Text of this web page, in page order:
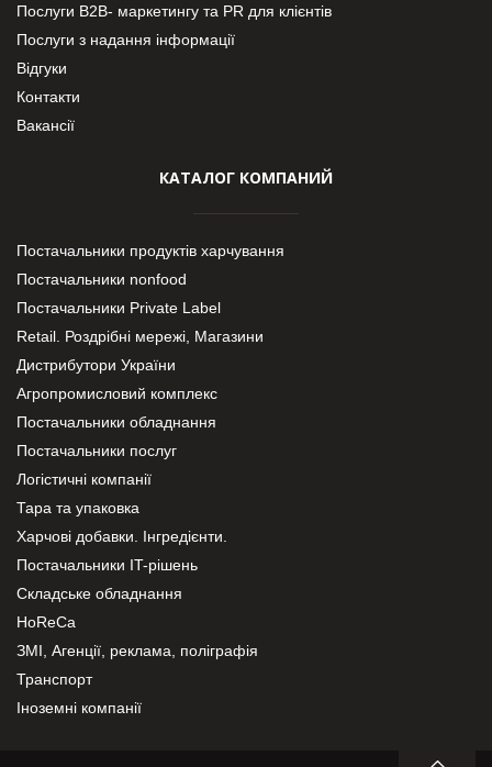
Послуги В2В- маркетингу та PR для клієнтів
Послуги з надання інформації
Відгуки
Контакти
Вакансії
КАТАЛОГ КОМПАНИЙ
Постачальники продуктів харчування
Постачальники nonfood
Постачальники Private Label
Retail. Роздрібні мережі, Магазини
Дистрибутори України
Агропромисловий комплекс
Постачальники обладнання
Постачальники послуг
Логістичні компанії
Тара та упаковка
Харчові добавки. Інгредієнти.
Постачальники IT-рішень
Складське обладнання
HoReCa
ЗМІ, Агенції, реклама, поліграфія
Транспорт
Іноземні компанії